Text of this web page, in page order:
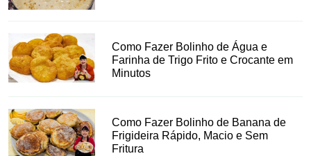
Como Fazer Bolinho de Água e
Farinha de Trigo Frito e Crocante em
Minutos
Como Fazer Bolinho de Banana de
Frigideira Rápido, Macio e Sem
Fritura